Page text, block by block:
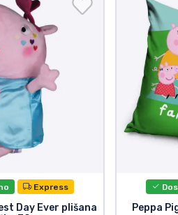
Express
Day Ever plišana
Peppa